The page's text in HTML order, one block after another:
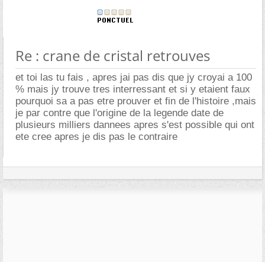
Re : crane de cristal retrouves
et toi las tu fais , apres jai pas dis que jy croyai a 100
% mais jy trouve tres interressant et si y etaient faux
pourquoi sa a pas etre prouver et fin de l'histoire ,mais
je par contre que l'origine de la legende date de
plusieurs milliers dannees apres s'est possible qui ont
ete cree apres je dis pas le contraire